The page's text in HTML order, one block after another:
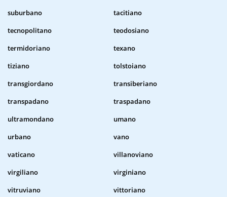
suburbano
tacitiano
tecnopolitano
teodosiano
termidoriano
texano
tiziano
tolstoiano
transgiordano
transiberiano
transpadano
traspadano
ultramondano
umano
urbano
vano
vaticano
villanoviano
virgiliano
virginiano
vitruviano
vittoriano